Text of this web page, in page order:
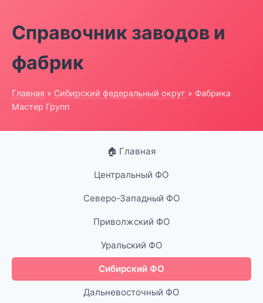
Справочник заводов и
фабрик
Главная » Сибирский федеральный округ » Фабрика
Мастер Групп
🏠 Главная
Центральный ФО
Северо-Западный ФО
Приволжский ФО
Уральский ФО
Сибирский ФО
Дальневосточный ФО